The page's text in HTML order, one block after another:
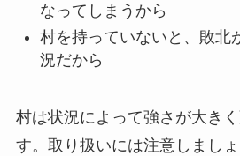
なってしまうから
村を持っていないと、敗北
況だから
村は状況によって強さが大き
す。取り扱いには注意しましょ